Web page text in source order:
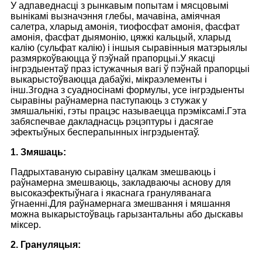
У адпаведнасці з рынкавым попытам і мясцовымі
вынікамі вызначэння глебы, мачавіна, аміячная
салетра, хларыд амонія, тиофосфат амонія, фасфат
амонія, фасфат дыямонію, цяжкі кальцый, хларыд
калію (сульфат калію) і іншыя сыравінныя матэрыялы
размяркоўваюцца ў пэўнай прапорцыі.У якасці
інгрэдыентаў праз істужачныя вагі ў пэўнай прапорцыі
выкарыстоўваюцца дабаўкі, мікраэлементы і
інш.Згодна з суадносінамі формулы, усе інгрэдыенты
сыравіны раўнамерна паступаюць з стужак у
змяшальнікі, гэты працэс называецца прэміксамі.Гэта
забяспечвае дакладнасць рэцэптуры і дасягае
эфектыўных бесперапынных інгрэдыентаў.
1. Змяшаць:
Падрыхтаваную сыравіну цалкам змешваюць і
раўнамерна змешваюць, закладваючы аснову для
высокаэфектыўнага і якаснага грануляванага
ўгнаенні.Для раўнамернага змешвання і мяшання
можна выкарыстоўваць гарызантальны або дыскавы
міксер.
2. Грануляцыя: